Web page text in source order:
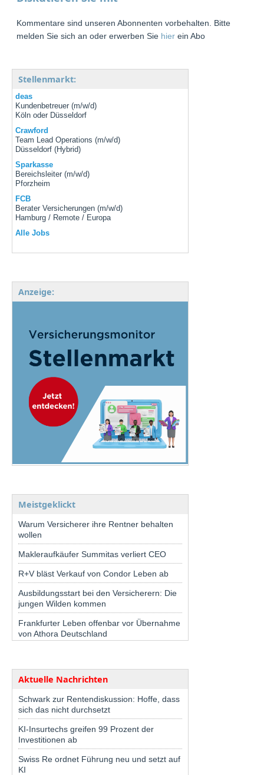
Kommentare sind unseren Abonnenten vorbehalten. Bitte
melden Sie sich an oder erwerben Sie hier ein Abo
Stellenmarkt:
deas
Kundenbetreuer (m/w/d)
Köln oder Düsseldorf
Crawford
Team Lead Operations (m/w/d)
Düsseldorf (Hybrid)
Sparkasse
Bereichsleiter (m/w/d)
Pforzheim
FCB
Berater Versicherungen (m/w/d)
Hamburg / Remote / Europa
Alle Jobs
Anzeige:
Meistgeklickt
Warum Versicherer ihre Rentner behalten
wollen
Makleraufkäufer Summitas verliert CEO
R+V bläst Verkauf von Condor Leben ab
Ausbildungsstart bei den Versicherern: Die
jungen Wilden kommen
Frankfurter Leben offenbar vor Übernahme
von Athora Deutschland
Aktuelle Nachrichten
Schwark zur Rentendiskussion: Hoffe, dass
sich das nicht durchsetzt
KI-Insurtechs greifen 99 Prozent der
Investitionen ab
Swiss Re ordnet Führung neu und setzt auf
KI